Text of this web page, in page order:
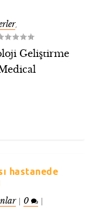
,
Geliştirme
hastanede
| 0 |